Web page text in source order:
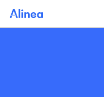
hovedindhold